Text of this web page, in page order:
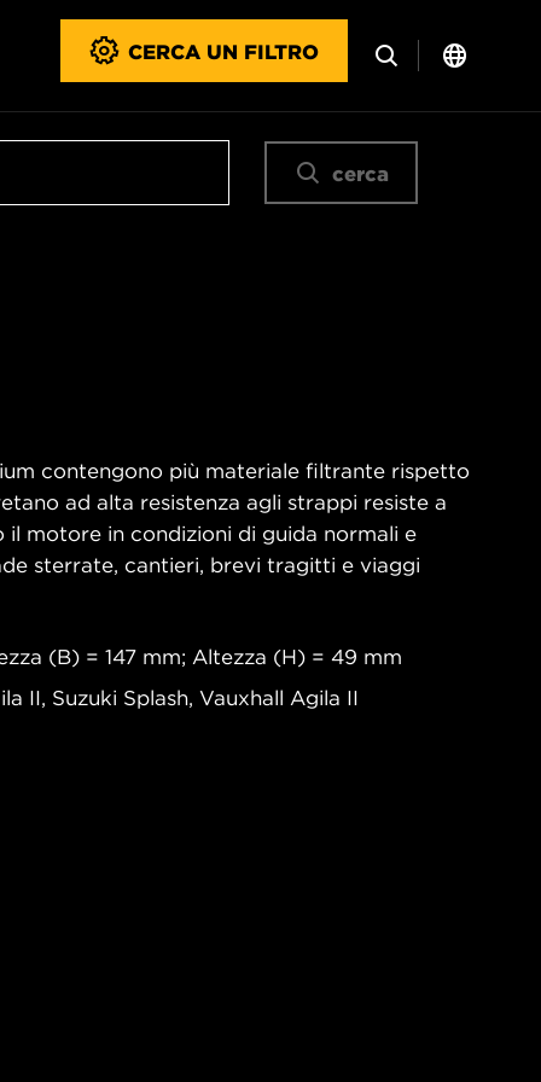
CERCA UN FILTRO
cerca
contengono più materiale filtrante rispetto
ad alta resistenza agli strappi resiste a
motore in condizioni di guida normali e
sterrate, cantieri, brevi tragitti e viaggi
(B) = 147 mm; Altezza (H) = 49 mm
II, Suzuki Splash, Vauxhall Agila II